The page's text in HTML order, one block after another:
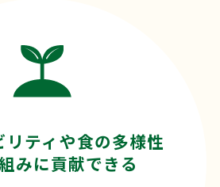
リティや食の多様性
みに貢献できる